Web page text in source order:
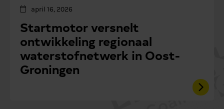
april 16, 2026
Startmotor versnelt
ontwikkeling regionaal
waterstofnetwerk in Oost-
Groningen